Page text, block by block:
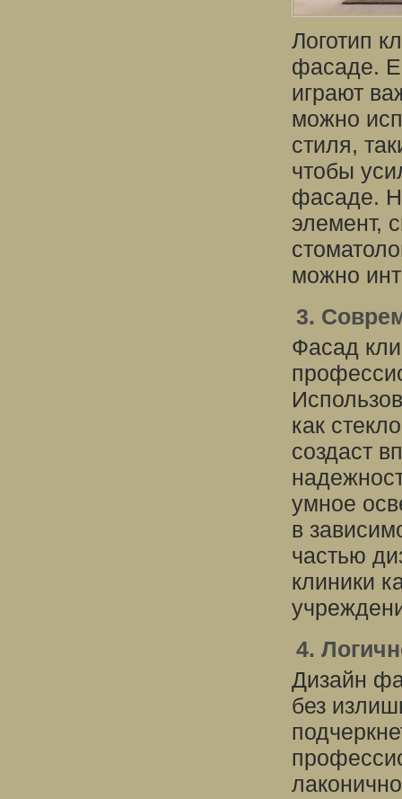
Логотип
фасаде.
играют
можно
стиля,
чтобы
фасаде.
элемент,
можно
3.
Фасад
как
создаст
умное
в
частью
клиники
4.
Дизайн
без